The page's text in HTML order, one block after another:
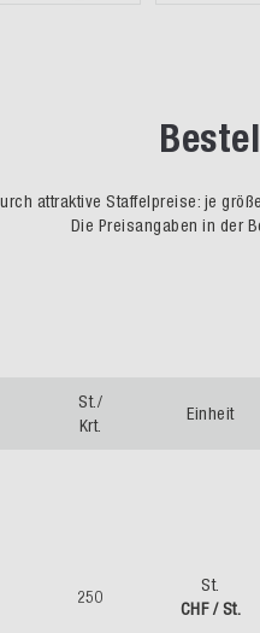
attraktive Staffelpreise: je
Die Preisangaben in der
St./
Krt.
Einheit
250
St.
CHF / St.